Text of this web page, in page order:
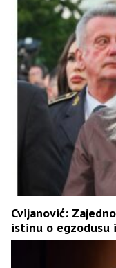
Cvijanović:
istinu o egzodusu